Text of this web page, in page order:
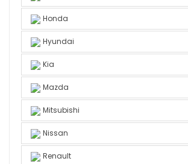
Honda
Hyundai
Kia
Mazda
Mitsubishi
Nissan
Renault